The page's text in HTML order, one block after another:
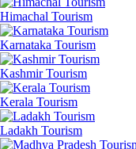
Himachal Tourism
Karnataka Tourism
Kashmir Tourism
Kerala Tourism
Ladakh Tourism